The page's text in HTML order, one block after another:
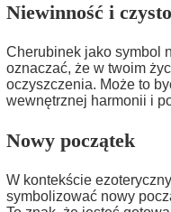
Niewinność i
Cherubinek jako symbol
oznaczać, że w twoim
oczyszczenia. Może to
wewnętrznej harmonii i
Nowy początek
W kontekście
symbolizować nowy